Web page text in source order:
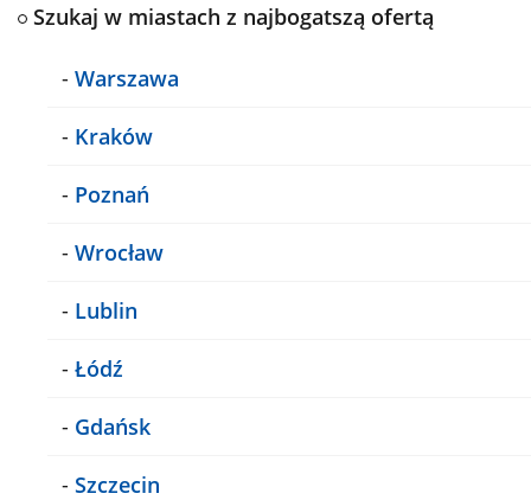
Szukaj w miastach z najbogatszą ofertą
- Warszawa
- Kraków
- Poznań
- Wrocław
- Lublin
- Łódź
- Gdańsk
- Szczecin